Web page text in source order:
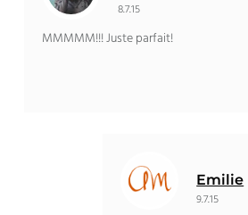
8.7.15
MMMMM!!! Juste parfait!
Emilie
9.7.15